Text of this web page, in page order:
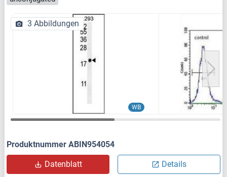
WB
3 Abbildungen
Produktnummer ABIN954054
Datenblatt Details